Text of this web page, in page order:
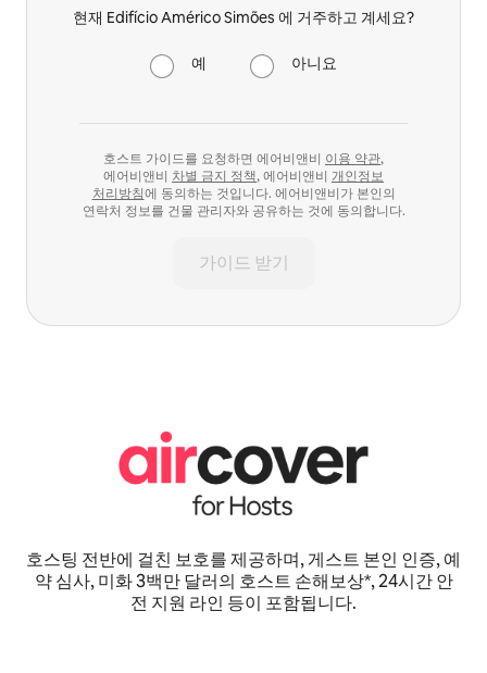
현재 Edifício Américo Simões 에 거주하고 계세요?
예 아니요
호스트 가이드를 요청하면 에어비앤비 이용 약관,
에어비앤비 차별 금지 정책, 에어비앤비 개인정보
처리방침에 동의하는 것입니다. 에어비앤비가 본인의
연락처 정보를 건물 관리자와 공유하는 것에 동의합니다.
가이드 받기
호스팅 전반에 걸친 보호를 제공하며, 게스트 본인 인증, 예
약 심사, 미화 3백만 달러의 호스트 손해보상*, 24시간 안
전 지원 라인 등이 포함됩니다.